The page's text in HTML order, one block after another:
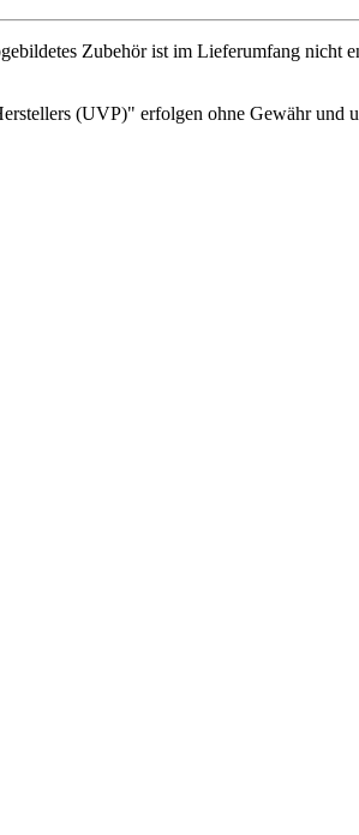
Zubehör ist im Lieferumfang nicht
(UVP)" erfolgen ohne Gewähr und